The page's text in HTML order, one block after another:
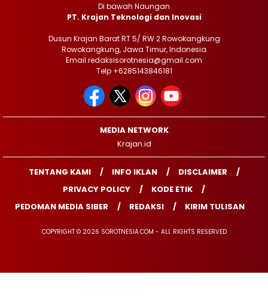
Di bawah Naungan
PT. Krajan Teknologi dan Inovasi
Dusun Krajan Barat RT 5/ RW 2 Rowokangkung
Rowokangkung, Jawa Timur, Indonesia
Email redaksisorotnesia@gmail.com
Telp +6285143846181
MEDIA NETWORK
Krajan.id
TENTANG KAMI INFO IKLAN
DISCLAIMER
PRIVACY POLICY
KODE ETIK
PEDOMAN MEDIA SIBER
REDAKSI KIRIM TULISAN
COPYRIGHT © 2026 SOROTNESIA.COM - ALL RIGHTS RESERVED